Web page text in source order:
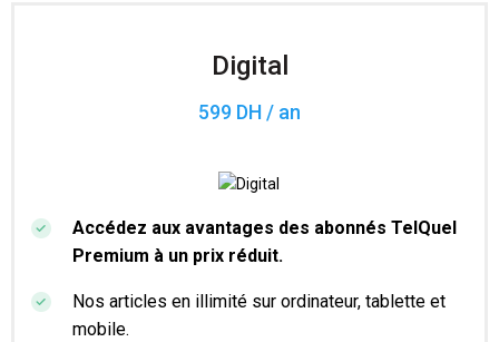
Digital
599 DH / an
Accédez aux avantages des abonnés TelQuel
Premium à un prix réduit.
Nos articles en illimité sur ordinateur, tablette et
mobile.